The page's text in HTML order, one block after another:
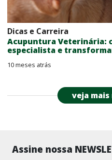
Dicas e Carreira
Acupuntura Veterinária:
especialista e
10 meses atrás
veja
Assine nossa